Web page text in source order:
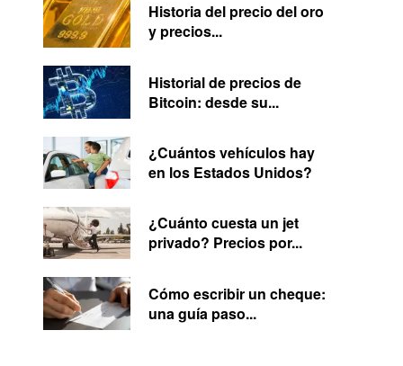
Historia del precio del oro
y precios...
Historial de precios de
Bitcoin: desde su...
¿Cuántos vehículos hay
en los Estados Unidos?
¿Cuánto cuesta un jet
privado? Precios por...
Cómo escribir un cheque:
una guía paso...